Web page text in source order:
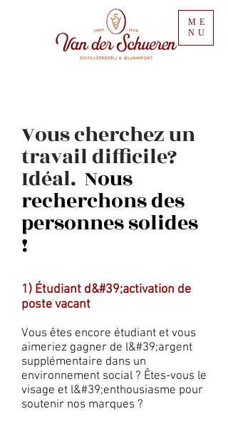
ME
NU
Idéal. Nous
recherchons des
personnes solides
!
1) Étudiant d&#39;activation de
poste vacant
Vous êtes encore étudiant et vous
aimeriez gagner de l&#39;argent
supplémentaire dans un
environnement social ? Êtes-vous le
visage et l&#39;enthousiasme pour
soutenir nos marques ?
Vous cherchez un
travail difficile?